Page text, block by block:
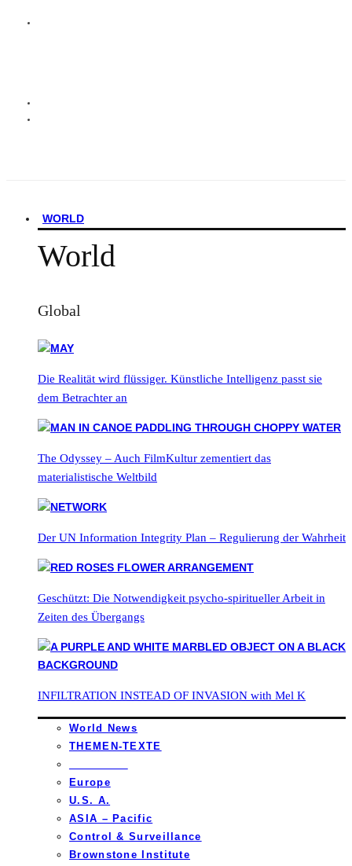
WORLD
World
Global
Die Realität wird flüssiger. Künstliche Intelligenz passt sie
dem Betrachter an
The Odyssey – Auch FilmKultur zementiert das
materialistische Weltbild
Der UN Information Integrity Plan – Regulierung der Wahrheit
Geschützt: Die Notwendigkeit psycho-spiritueller Arbeit in
Zeiten des Übergangs
INFILTRATION INSTEAD OF INVASION with Mel K
World News
THEMEN-TEXTE
Europe
U.S. A.
ASIA – Pacific
Control & Surveillance
Brownstone Institute